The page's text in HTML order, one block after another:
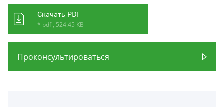
Скачать PDF
* pdf , 524.45 KB
Проконсультироваться